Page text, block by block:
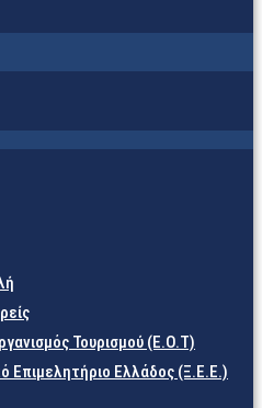
Τουρισμού (Ε.Ο.Τ)
Επιμελητήριο Ελλάδος (Ξ.Ε.Ε.)